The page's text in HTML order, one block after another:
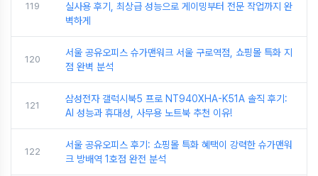
119
실사용 후기, 최상급 성능으로 게이밍부터 전문 작업까지 완
벽하게
120
서울 공유오피스 슈가맨워크 서울 구로역점, 쇼핑몰 특화 지
점 완벽 분석
121
삼성전자 갤럭시북5 프로 NT940XHA-K51A 솔직 후기:
AI 성능과 휴대성, 사무용 노트북 추천 이유!
122
서울 공유오피스 후기: 쇼핑몰 특화 혜택이 강력한 슈가맨워
크 방배역 1호점 완전 분석